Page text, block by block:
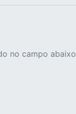
no campo abaixo